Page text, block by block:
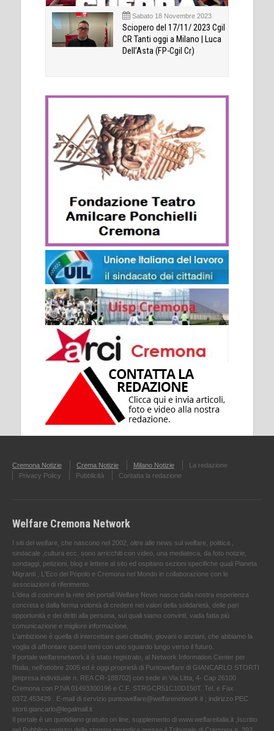
Sabato 18 Novembre 2023
Sciopero del 17/11/ 2023 Cgil
CR Tanti oggi a Milano | Luca
Dell’Asta (FP-Cgil Cr)
Cremona Notizie Crema Notizie Milano Notizie
La redazione
Privacy Policy
Pubblicità Contatta la redazione
Welfare Cremona Network
I siti del welfare, che nascono nel 2002, oltre alle news sul welfare, politica ,
sindacale ,cultura ecc. sono arricchiti con video, una mediateca, da foto notizie,
sondaggi, petizioni, blog e lettere al sito ed ospitano sezioni specifiche quali Pianeta
Migranti , L'Eco del Popolo e Cremona nel Mondo in collaborazione con le
associazioni di riferimento.
L'idea di costruire la rete dei portali Welfare News nasce dalla nostra esperienza
concreta e dalla ferma volontà di credere nei valori della solidarietà, delle pari
opportunità e dei diritti alla persona, sui quali siamo convinti, vada fatta più
comunicazione e migliore informazione.
L'ambizione è quella di intercettare quei cittadini, giovani o anziani, che abbiamo la
voglia di affrontare questi temi con uno sguardo lungo verso il futuro.
Il portale welfarenetwork.it è stato registrato, al Network Information Center per
l'Italia, nell’ottobre 2005 ed è oggi proprietà di Puntowelfare di GIANCARLO STORTI
[Impresa individuale n. REA CR-188702] con sede in Via Litta, 4- Cap 26100
Cremona con P.IVA 01493300196 e C.F. STRGCR51C10D150T. Tel. e Fax
0372.453429 . E-mail di servizio puntowelfare@welfarenetwork.it ; indirizzo PEC
storti.giancarlo@legalmail.it
Il portale è un quotidiano gratuito on line, supplemento di www.welfareitalia.it ,Iscritto